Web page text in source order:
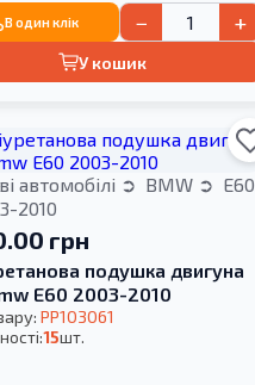
В один клік − +
У кошик
автомобілі BMW
E60
2010
грн
подушка двигуна
E60 2003-2010
PP103061
15шт.